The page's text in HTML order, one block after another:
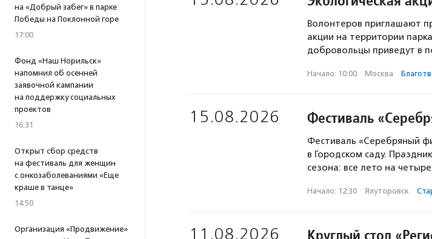
на «Добрый забег» в парке
Победы на Поклонной горе
17:00
Фонд «Наш Норильск»
напомнил об осенней
заявочной кампании
на поддержку социальных
проектов
16:31
Открыт сбор средств
на фестиваль для женщин
с онкозаболеваниями «Еще
краше в танце»
14:50
Организация «Продвижение»
Волонтеров приглашают
акции на территории
добровольцы приведут в
Начало: 10:00 · Москва ·
15.08.2026 Фестиваль
Фестиваль «Серебряный
в Городском саду.
сезона: все лето на
Начало: 12:30 · Ялуторовск ·
11.08.2026
Круглый стол